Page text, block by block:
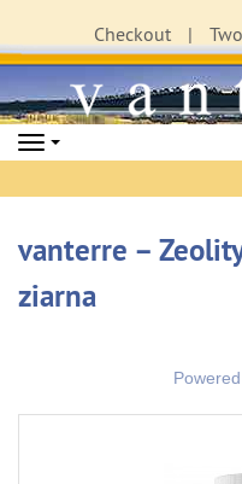
Checkout
Navigation
vanterre –
ziarna